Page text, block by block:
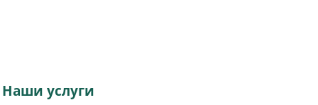
Наши услуги